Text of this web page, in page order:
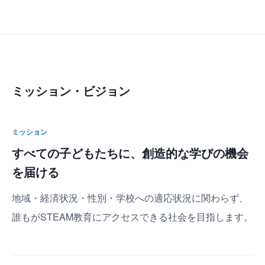
ミッション・ビジョン
ミッション
すべての子どもたちに、創造的な学びの機会
を届ける
地域・経済状況・性別・学校への適応状況に関わらず、
誰もがSTEAM教育にアクセスできる社会を目指します。